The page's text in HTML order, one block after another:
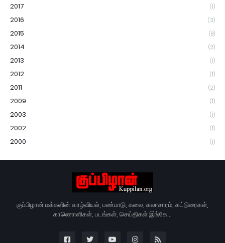
2017 (1)
2016 (3)
2015 (8)
2014 (2)
2013 (1)
2012 (1)
2011 (2)
2009 (1)
2003 (1)
2002 (1)
2000 (1)
குப்பிழான் மக்களின் வாழ்வியல், பண்பாடு, கலை, கலாசாரம், கட்டுரைகள்,
காணொளிகள், படங்கள், செய்திகள் இங்கே...